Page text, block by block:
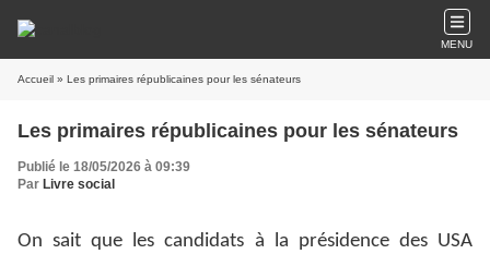
MENU
Accueil » Les primaires républicaines pour les sénateurs
Les primaires républicaines pour les sénateurs
Publié le 18/05/2026 à 09:39
Par Livre social
On sait que les candidats à la présidence des USA